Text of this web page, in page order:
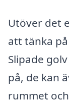
Utöver det
att tänka
Slipade
på, de kan
rummet